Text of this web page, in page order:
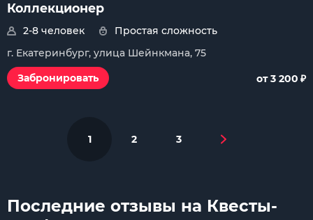
Коллекционер
2-8 человек
Простая сложность
г. Екатеринбург, улица Шейнкмана, 75
Забронировать
от 3 200 ₽
1 2 3
Последние отзывы на Квесты-